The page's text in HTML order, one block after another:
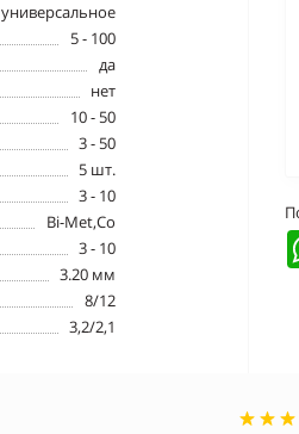
универсальное
5 - 100
да
нет
10 - 50
3 - 50
5 шт.
3 - 10
Bi-Met,Co
3 - 10
3.20 мм
8/12
3,2/2,1